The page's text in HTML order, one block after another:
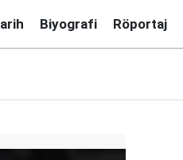
Biyografi Röportaj